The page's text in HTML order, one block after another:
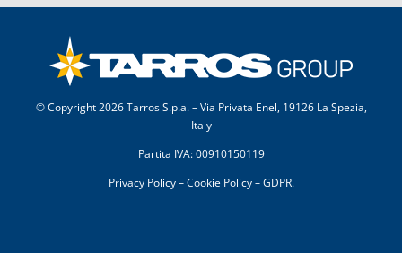
© Copyright2026 Tarros S.p.a. – Via Privata Enel, 19126 La Spezia,
Italy
Partita IVA: 00910150119
Privacy Policy–Cookie Policy–GDPR.